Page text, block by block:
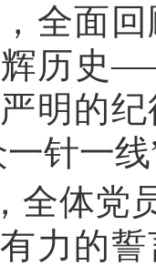
全面
历史
明的
针一
全体党
力的